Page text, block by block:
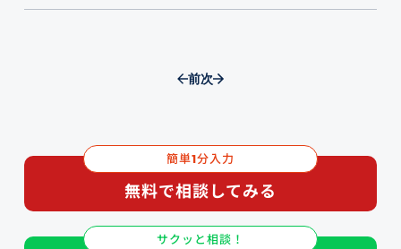
前次
簡単1分入力
無料で相談してみる
サクッと相談！